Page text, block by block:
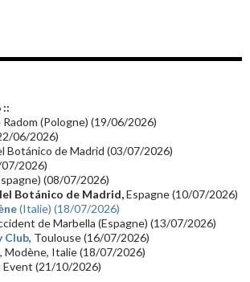
Vidéo Jarrecast (16) Synthé 80's
Cinéma
Belgique(15)
Astronomie (14) (14)
2024(14) Chine(13)
::
(Pologne) (19/06/2026)
06/2026)
Botánico de Madrid (03/07/2026)
07/2026)
(08/07/2026)
Botánico de Madrid,Espagne (10/07/2026)
(Italie) (18/07/2026)
de Marbella (Espagne) (13/07/2026)
Club, Toulouse (16/07/2026)
Modène, Italie (18/07/2026)
Event (21/10/2026)